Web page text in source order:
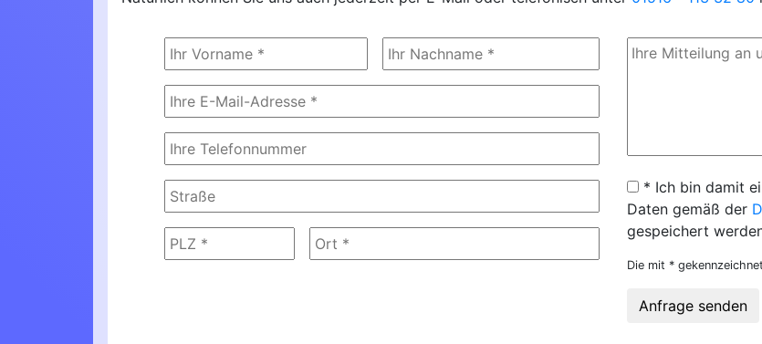
* Ich bin damit
Daten gemäß der
gespeichert
Die mit *
Anfrage senden